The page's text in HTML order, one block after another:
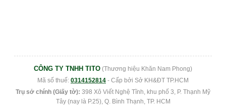
CÔNG TY TNHH TITO (Thương hiệu Khăn Nam Phong)
Mã số thuế: 0314152814 - Cấp bởi Sở KH&ĐT TP.HCM
Trụ sở chính (Giấy tờ): 398 Xô Viết Nghệ Tĩnh, khu phố 3, P. Thạnh Mỹ
Tây (nay là P.25), Q. Bình Thạnh, TP. HCM